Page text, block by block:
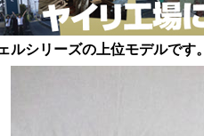
ルシリーズの上位モデルです。